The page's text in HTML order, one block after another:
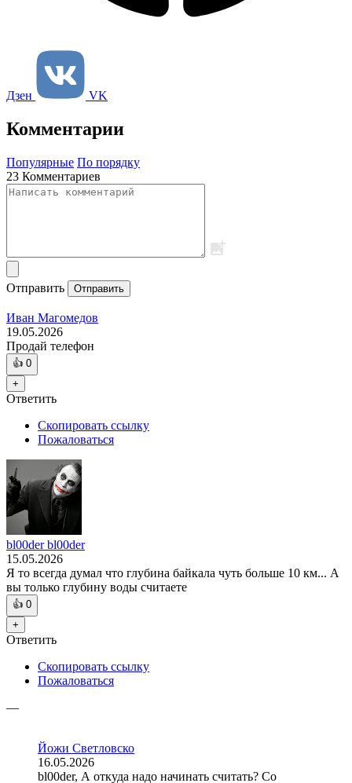
Дзен VK
Комментарии
Популярные По порядку
23 Комментариев
Отправить Отправить
Иван Магомедов
19.05.2026
Продай телефон
👍 0
+
Ответить
Скопировать ссылку
Пожаловаться
bl00der bl00der
15.05.2026
Я то всегда думал что глубина байкала чуть больше 10 км... А
вы только глубину воды считаете
👍 0
+
Ответить
Скопировать ссылку
Пожаловаться
—
Йожи Светловско
16.05.2026
bl00der, А откуда надо начинать считать? Со